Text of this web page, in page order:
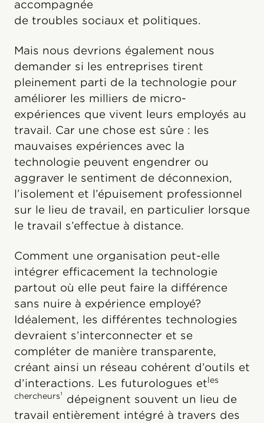
accompagnée
de troubles sociaux et politiques.
Mais nous devrions également nous
demander si les entreprises tirent
pleinement parti de la technologie pour
améliorer les milliers de micro-
expériences que vivent leurs employés au
travail. Car une chose est sûre : les
mauvaises expériences avec la
technologie peuvent engendrer ou
aggraver le sentiment de déconnexion,
l’isolement et l’épuisement professionnel
sur le lieu de travail, en particulier lorsque
le travail s’effectue à distance.
Comment une organisation peut-elle
intégrer efficacement la technologie
partout où elle peut faire la différence
sans nuire à expérience employé?
Idéalement, les différentes technologies
devraient s’interconnecter et se
compléter de manière transparente,
créant ainsi un réseau cohérent d’outils et
d’interactions. Les futurologues etles
chercheurs¹ dépeignent souvent un lieu de
travail entièrement intégré à travers des